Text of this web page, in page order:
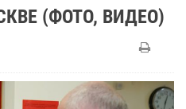
(ФОТО, ВИДЕО)